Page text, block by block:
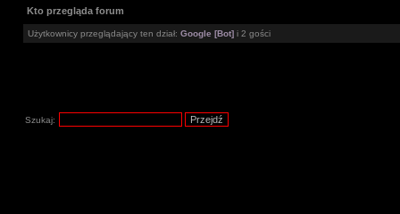
Kto przegląda forum
Użytkownicy przeglądający ten dział: Google [Bot] i 2 gości
Szukaj: